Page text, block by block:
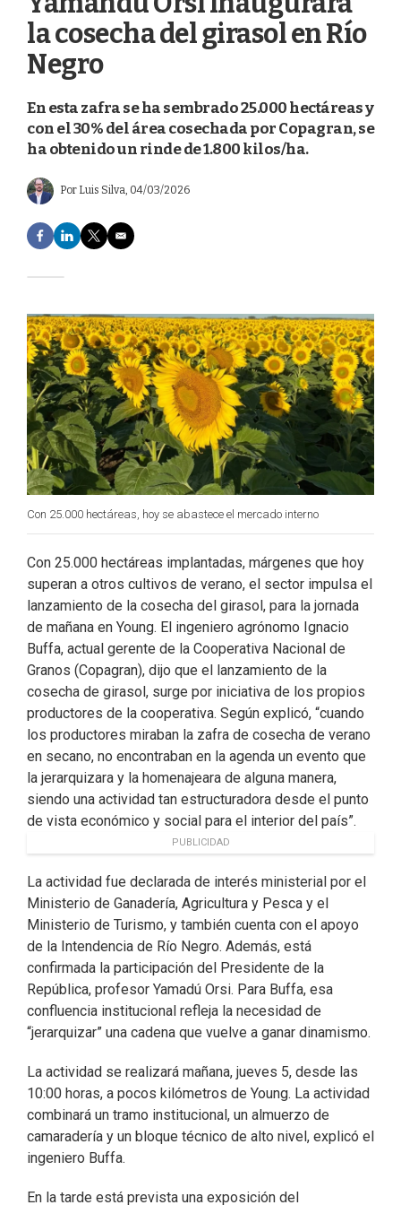
la cosecha del girasol en Río
Negro
En esta zafra se ha sembrado 25.000 hectáreas y
con el 30% del área cosechada por Copagran, se
ha obtenido un rinde de 1.800 kilos/ha.
Por Luis Silva, 04/03/2026
F
a
e
o
o
k
L
i
d
I
n
T
w
e
r
E
m
Con 25.000 hectáreas, hoy se abastece el mercado interno
Con 25.000 hectáreas implantadas, márgenes que hoy
superan a otros cultivos de verano, el sector impulsa el
lanzamiento de la cosecha del girasol, para la jornada
de mañana en Young. El ingeniero agrónomo Ignacio
Buffa, actual gerente de la Cooperativa Nacional de
Granos (Copagran), dijo que el lanzamiento de la
cosecha de girasol, surge por iniciativa de los propios
productores de la cooperativa. Según explicó, “cuando
los productores miraban la zafra de cosecha de verano
en secano, no encontraban en la agenda un evento que
la jerarquizara y la homenajeara de alguna manera,
siendo una actividad tan estructuradora desde el punto
de vista económico y social para el interior del país”.
PUBLICIDAD
La actividad fue declarada de interés ministerial por el
Ministerio de Ganadería, Agricultura y Pesca y el
Ministerio de Turismo, y también cuenta con el apoyo
de la Intendencia de Río Negro. Además, está
confirmada la participación del Presidente de la
República, profesor Yamadú Orsi. Para Buffa, esa
confluencia institucional refleja la necesidad de
“jerarquizar” una cadena que vuelve a ganar dinamismo.
La actividad se realizará mañana, jueves 5, desde las
10:00 horas, a pocos kilómetros de Young. La actividad
combinará un tramo institucional, un almuerzo de
camaradería y un bloque técnico de alto nivel, explicó el
ingeniero Buffa.
En la tarde está prevista una exposición del